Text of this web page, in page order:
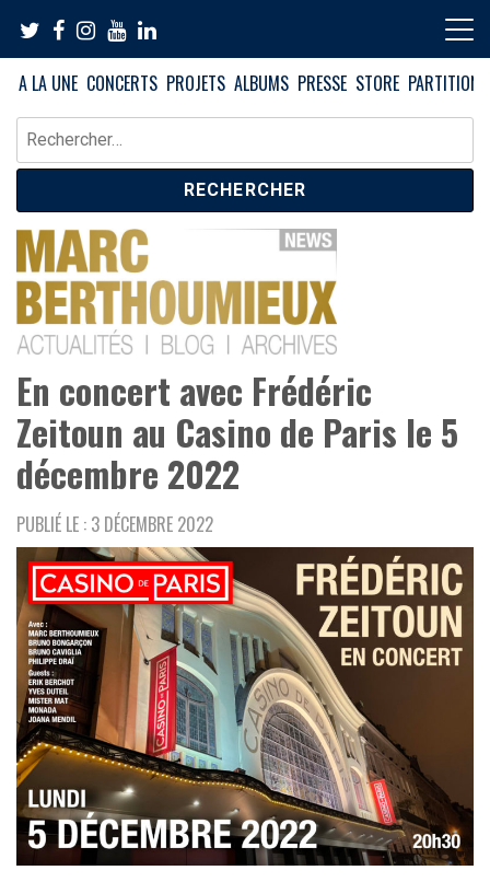
content
A LA UNE CONCERTS PROJETS ALBUMS PRESSE STORE PARTITIONS
Rechercher :
Blog Marc Berthoumieux
En concert avec Frédéric
Zeitoun au Casino de Paris le 5
décembre 2022
PUBLIÉ LE : 3 DÉCEMBRE 2022